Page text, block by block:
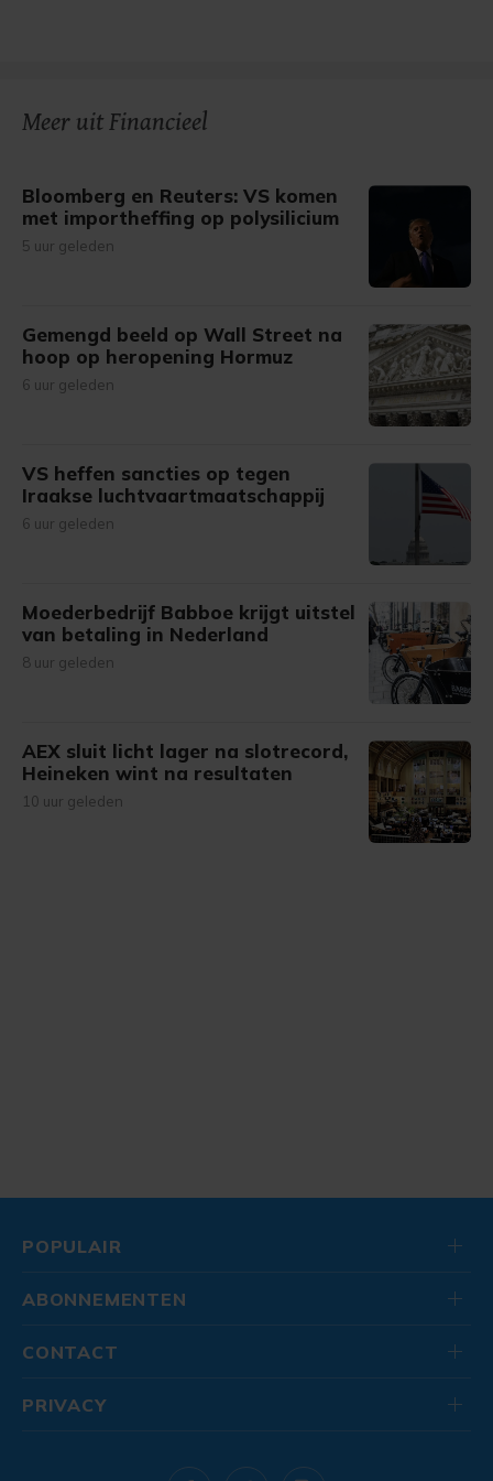
Meer uit Financieel
Bloomberg en Reuters: VS komen
met importheffing op polysilicium
5 uur geleden
Gemengd beeld op Wall Street na
hoop op heropening Hormuz
6 uur geleden
VS heffen sancties op tegen
Iraakse luchtvaartmaatschappij
6 uur geleden
Moederbedrijf Babboe krijgt uitstel
van betaling in Nederland
8 uur geleden
AEX sluit licht lager na slotrecord,
Heineken wint na resultaten
10 uur geleden
POPULAIR
ABONNEMENTEN
CONTACT
PRIVACY